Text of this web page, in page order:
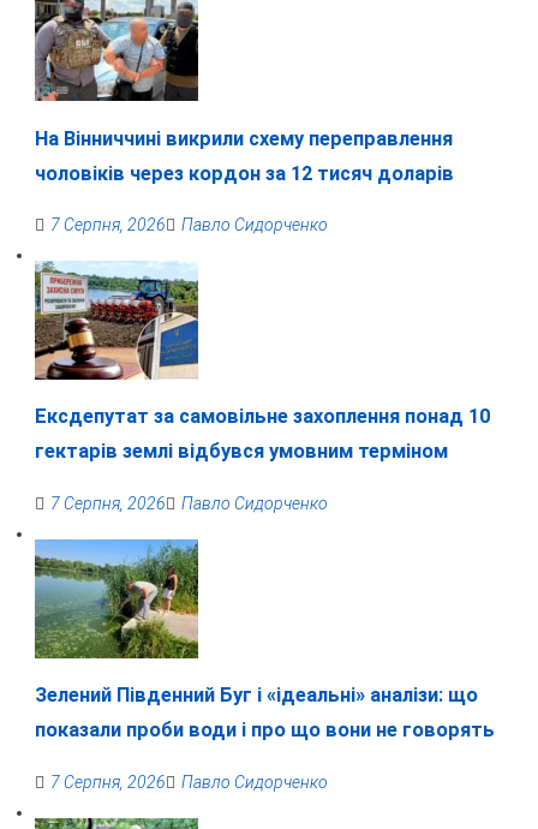
На Вінниччині викрили схему переправлення
чоловіків через кордон за 12 тисяч доларів
7 Серпня, 2026 Павло Сидорченко
Ексдепутат за самовільне захоплення понад 10
гектарів землі відбувся умовним терміном
7 Серпня, 2026 Павло Сидорченко
Зелений Південний Буг і «ідеальні» аналізи: що
показали проби води і про що вони не говорять
7 Серпня, 2026 Павло Сидорченко